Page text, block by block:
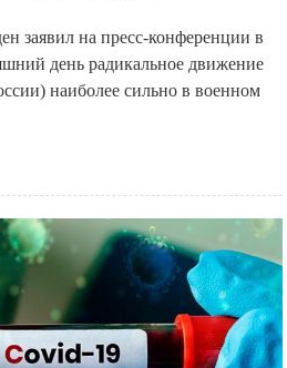
заявил на пресс-конференции в
день радикальное движение
наиболее сильно в военном